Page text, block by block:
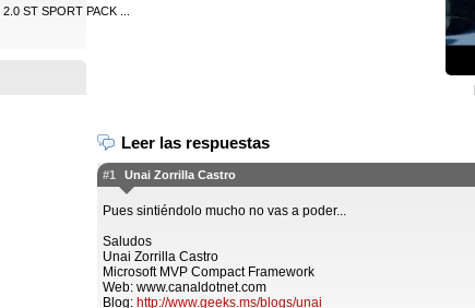
ST SPORT PACK ...
Leer las respuestas
#1 Unai Zorrilla Castro
Pues sintiéndolo mucho no vas a poder...
Saludos
Unai Zorrilla Castro
Microsoft MVP Compact Framework
Web: www.canaldotnet.com
Blog: http://www.geeks.ms/blogs/unai